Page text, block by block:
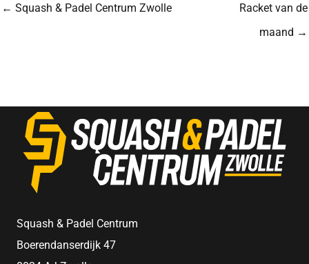
← Squash & Padel Centrum Zwolle
Racket van de
maand →
Squash & Padel Centrum
Boerendanserdijk 47